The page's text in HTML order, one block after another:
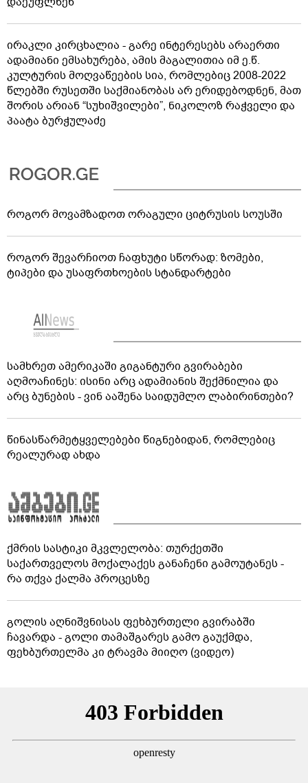
ირაკლი კირცხალია - გარე ინტერესებს არაერთი
ადამიანი ემსახურება, ამის მაგალითია იმ ე.წ.
კულტურის მოღვაწეების სია, რომლებიც 2008-2022
წლებში რუსეთში საქმიანობას არ ერიდებოდნენ, მათ
შორის არიან “სუხიშვილები”, ნიკოლოზ რაჭველი და
პაატა ბურჭულაძე
როგორ მოვამზადოთ ორაგული ციტრუსის სოუსში
როგორ შევარჩიოთ ჩაფხუტი სწორად: ზომები,
ტიპები და უსაფრთხოების სტანდარტები
სამხრეთ ამერიკაში გიგანტური გვირაბები
აღმოაჩინეს: ისინი არც ადამიანის შექმნილია და
არც ბუნების - ვინ ააშენა საიდუმლო ლაბირინთები?
წინასწარმეტყველებები წიგნებიდან, რომლებიც
რეალურად ახდა
ქმრის სასტიკი მკვლელობა: თურქეთში
საქართველოს მოქალაქეს განაჩენი გამოუტანეს -
რა თქვა ქალმა პროცესზე
გოლის აღნიშვნისას ფეხბურთელი გვირაბში
ჩავარდა - გოლი თამაშგარეს გამო გაუქმდა,
ფეხბურთელმა კი ტრავმა მიიღო (ვიდეო)